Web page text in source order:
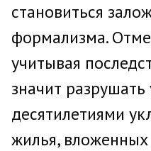
становиться
формализма.
учитывая
значит
десятилетиями
жилья, вложенных